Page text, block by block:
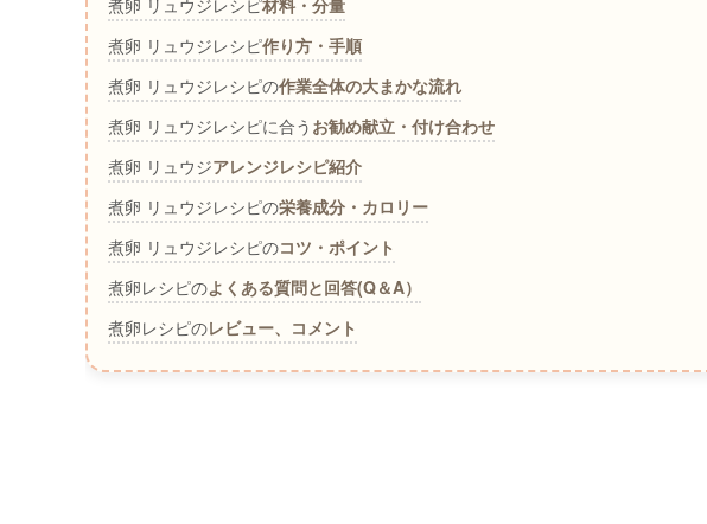
煮卵 リュウジレシピ材料・分量
煮卵 リュウジレシピ作り方・手順
煮卵 リュウジレシピの作業全体の大まかな流れ
煮卵 リュウジレシピに合う お勧め献立・付け合わせ
煮卵 リュウジアレンジレシピ紹介
煮卵 リュウジレシピの栄養成分・カロリー
煮卵 リュウジレシピのコツ・ポイント
煮卵レシピのよくある質問と回答(Q＆A）
煮卵レシピのレビュー、コメント